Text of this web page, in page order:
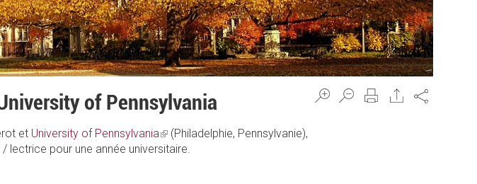
Share
of Pennsylvania
et University of Pennsylvania(link
is
(Philadelphie, Pennsylvanie),
lectrice pour une année universitaire.